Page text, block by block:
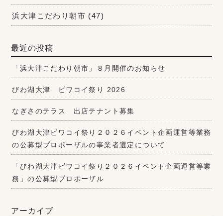
浜大津こだわり朝市 (47)
最近の投稿
「浜大津こだわり朝市」８月開催のお知らせ
びわ湖大津 ビワコイ祭り 2026
なぎさのテラス 出店テナント募集
びわ湖大津ビワコイ祭り２０２６イベント企画運営等業務
の公募型プロポーザルの事業者選定について
「びわ湖大津ビワコイ祭り２０２６イベント企画運営等業
務」の公募型プロポーザル
アーカイブ